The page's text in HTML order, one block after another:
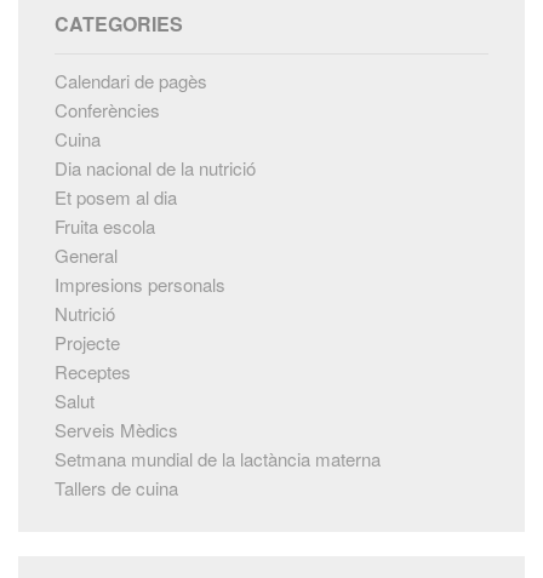
CATEGORIES
Calendari de pagès
Conferències
Cuina
Dia nacional de la nutrició
Et posem al dia
Fruita escola
General
Impresions personals
Nutrició
Projecte
Receptes
Salut
Serveis Mèdics
Setmana mundial de la lactància materna
Tallers de cuina